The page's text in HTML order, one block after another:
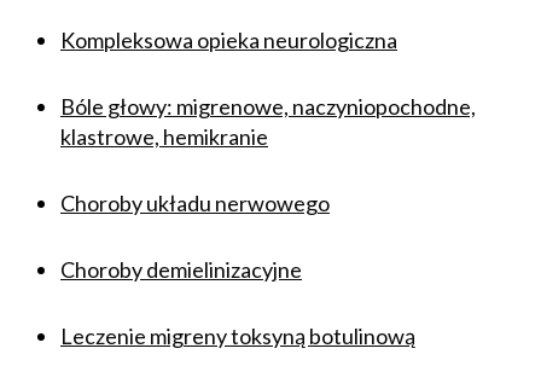
Kompleksowa opieka neurologiczna
Bóle głowy: migrenowe, naczyniopochodne,
klastrowe, hemikranie
Choroby układu nerwowego
Choroby demielinizacyjne
Leczenie migreny toksyną botulinową